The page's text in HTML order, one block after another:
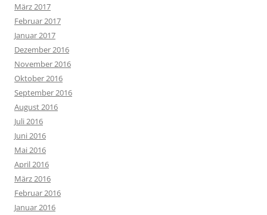
März 2017
Februar 2017
Januar 2017
Dezember 2016
November 2016
Oktober 2016
September 2016
August 2016
Juli 2016
Juni 2016
Mai 2016
April 2016
März 2016
Februar 2016
Januar 2016